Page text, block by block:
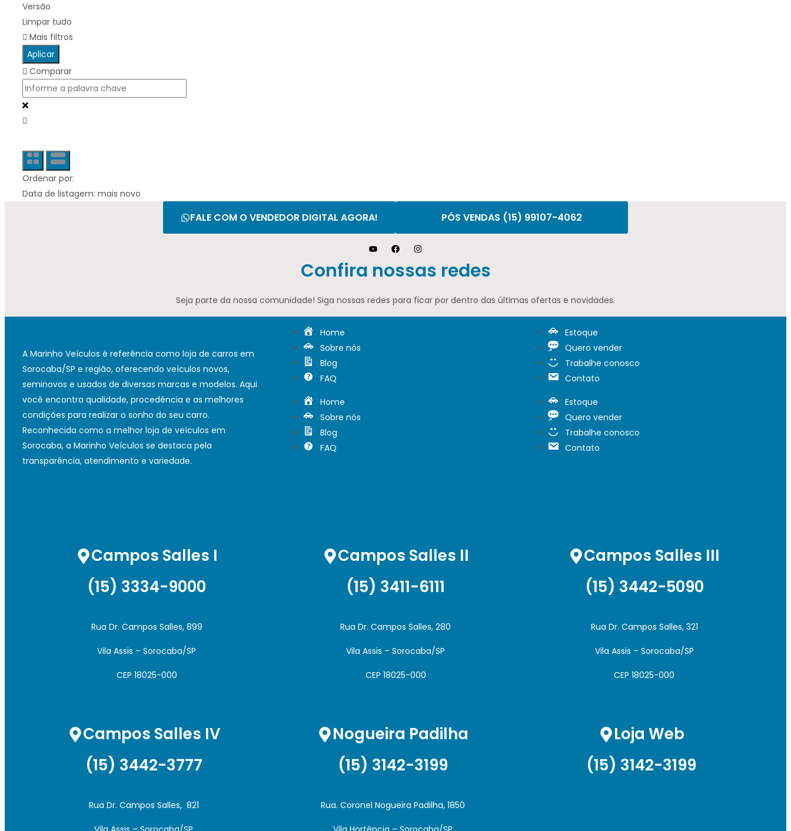
Versão
Limpar tudo
Mais filtros
Aplicar
Comparar
Ordenar por:
Data de listagem: mais novo
FALE COM O VENDEDOR DIGITAL AGORA! PÓS VENDAS (15) 99107-4062
Confira nossas redes
Seja parte da nossa comunidade! Siga nossas redes para ficar por dentro das últimas ofertas e novidades.
A Marinho Veículos é referência como loja de carros em
Sorocaba/SP e região, oferecendo veículos novos,
seminovos e usados de diversas marcas e modelos. Aqui
você encontra qualidade, procedência e as melhores
condições para realizar o sonho do seu carro.
Reconhecida como a melhor loja de veículos em
Sorocaba, a Marinho Veículos se destaca pela
transparência, atendimento e variedade.
Home
Sobre nós
Blog
FAQ
Home
Sobre nós
Blog
FAQ
Estoque
Quero vender
Trabalhe conosco
Contato
Estoque
Quero vender
Trabalhe conosco
Contato
Campos Salles I
(15) 3334-9000
Rua Dr. Campos Salles, 899
Vila Assis – Sorocaba/SP
CEP 18025-000
Campos Salles II
(15) 3411-6111
Rua Dr. Campos Salles, 280
Vila Assis – Sorocaba/SP
CEP 18025-000
Campos Salles III
(15) 3442-5090
Rua Dr. Campos Salles, 321
Vila Assis – Sorocaba/SP
CEP 18025-000
Campos Salles IV
(15) 3442-3777
Rua Dr. Campos Salles, 821
Nogueira Padilha
(15) 3142-3199
Rua. Coronel Nogueira Padilha, 1850
Loja Web
(15) 3142-3199